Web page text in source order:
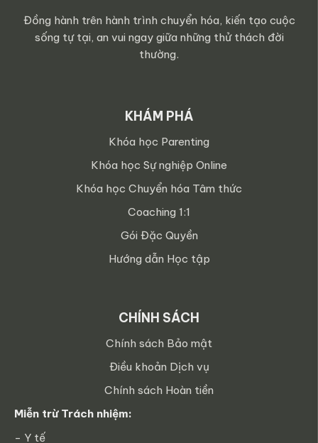
Đồng hành trên hành trình chuyển hóa, kiến tạo cuộc
sống tự tại, an vui ngay giữa những thử thách đời
thường.
KHÁM PHÁ
Khóa học Parenting
Khóa học Sự nghiệp Online
Khóa học Chuyển hóa Tâm thức
Coaching 1:1
Gói Đặc Quyền
Hướng dẫn Học tập
CHÍNH SÁCH
Chính sách Bảo mật
Điều khoản Dịch vụ
Chính sách Hoàn tiền
Miễn trừ Trách nhiệm:
- Y tế